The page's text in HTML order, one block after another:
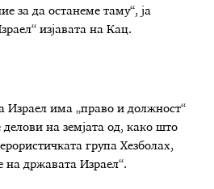
за да останеме таму“, ја
изјавата на Кац.
Израел има „право и должност“
на земјата од, како што
група Хезболах,
на државата Израел“.